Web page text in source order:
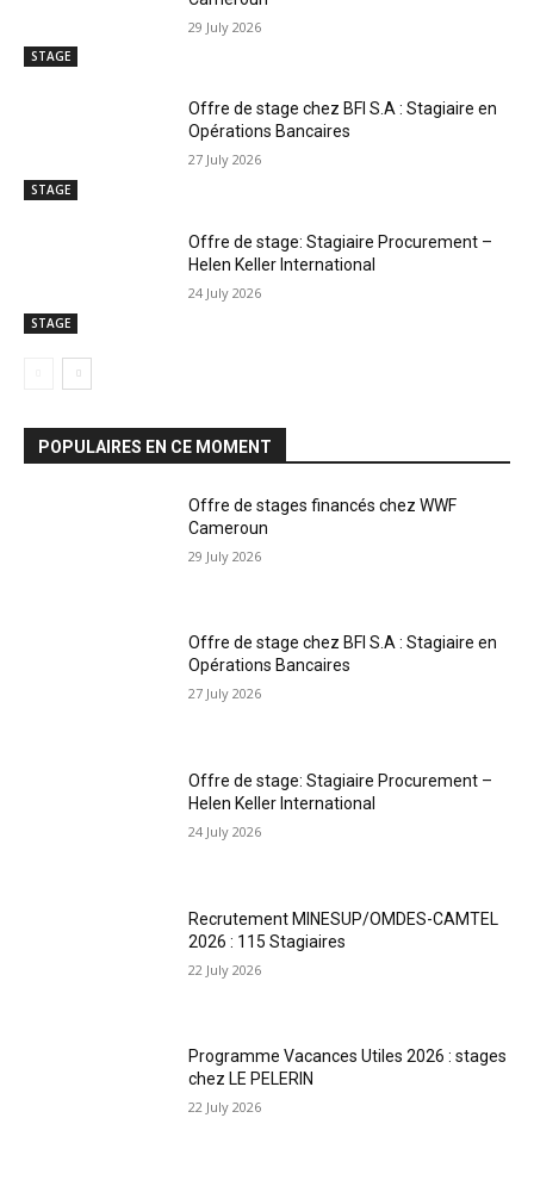
STAGE
29 July 2026
STAGE
Offre de stage chez BFI S.A : Stagiaire en
Opérations Bancaires
27 July 2026
STAGE
Offre de stage: Stagiaire Procurement –
Helen Keller International
24 July 2026
POPULAIRES EN CE MOMENT
Offre de stages financés chez WWF
Cameroun
29 July 2026
Offre de stage chez BFI S.A : Stagiaire en
Opérations Bancaires
27 July 2026
Offre de stage: Stagiaire Procurement –
Helen Keller International
24 July 2026
Recrutement MINESUP/OMDES-CAMTEL
2026 : 115 Stagiaires
22 July 2026
Programme Vacances Utiles 2026 : stages
chez LE PELERIN
22 July 2026